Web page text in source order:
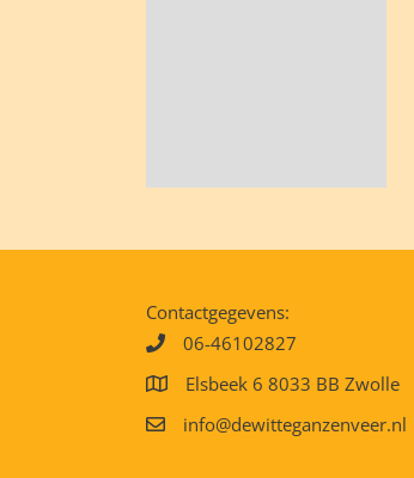
Contactgegevens:
06-46102827
Elsbeek 6 8033 BB Zwolle
info@dewitteganzenveer.nl